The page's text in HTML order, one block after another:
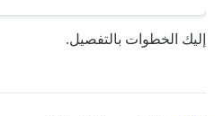
إليك الخطوات بالتفصيل.